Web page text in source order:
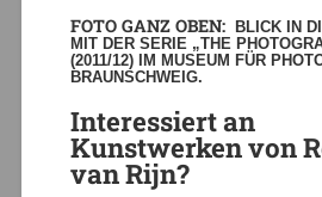
FOTO GANZ OBEN:BLICK IN
MIT DER SERIE „THE
(2011/12) IM MUSEUM FÜR
BRAUNSCHWEIG.
Interessiert an
Kunstwerken von
van Rijn?